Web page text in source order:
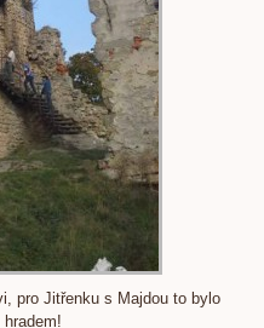
pro Jitřenku s Majdou to bylo